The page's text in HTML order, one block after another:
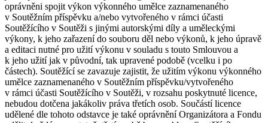
oprávněni spojit výkon výkonného umělce zaznamenaného
v Soutěžním příspěvku a/nebo vytvořeného v rámci účasti
Soutěžícího v Soutěži s jinými autorskými díly a uměleckými
výkony, k jeho zařazení do souboru děl nebo výkonů, k jeho úpravě
a editaci nutné pro užití výkonu v souladu s touto Smlouvou a
k jeho užití jak v původní, tak upravené podobě (vcelku i po
částech). Soutěžící se zavazuje zajistit, že užitím výkonu výkonného
umělce zaznamenaného v Soutěžním příspěvku/vytvořeného
v rámci účasti Soutěžícího v Soutěži, v rozsahu poskytnuté licence,
nebudou dotčena jakákoliv práva třetích osob. Součástí licence
udělené dle tohoto odstavce je také oprávnění Organizátora a Fondu